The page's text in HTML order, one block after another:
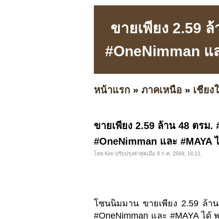
ขายเพียง 2.59
#OneNimman แ
หน้าแรก » ภาคเหนือ » เชียง
ขายเพียง 2.59 ล้าน 48 ตรม.
#OneNimman และ
โดย Kim ปรับปรุงล่าสุดเมื่อ 8 ก.ค. 2569, 16:11.
โซนนิมมาน ขายเพียง 2.59 ล้า
#OneNimman และ #MAYA ไ